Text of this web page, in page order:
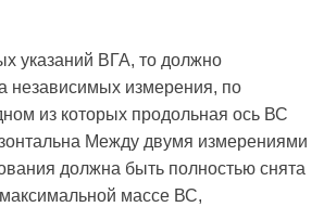
указаний ВГА, то должно
независимых измерения, по
из которых продольная ось ВС
Между двумя измерениями
должна быть полностью снята
массе ВС,